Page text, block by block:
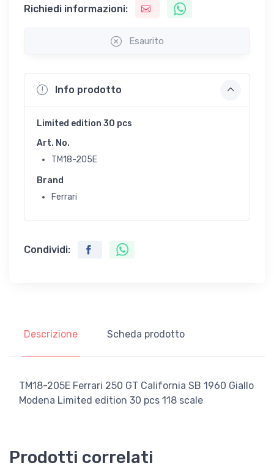
Richiedi informazioni:
Esaurito
Info prodotto
Limited edition 30 pcs
Art. No.
TM18-205E
Brand
Ferrari
Condividi:
Descrizione Scheda prodotto
TM18-205E Ferrari 250 GT California SB 1960 Giallo
Modena Limited edition 30 pcs 118 scale
Prodotti correlati